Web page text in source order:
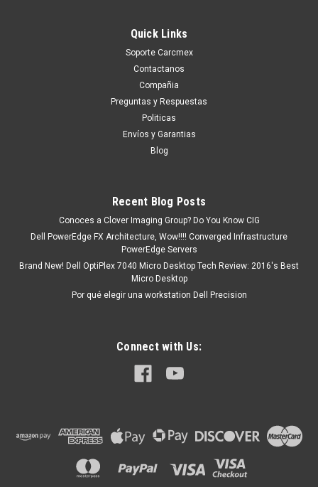
Dell Laptop Inspiron, G Series, Latitude , Vostro
, Precision Original Lcd Display 15.6 FHD
Widescreen (1920X1080) 30-Pin / Pantalla New
Dell CV56F,B156HAN06.3
Productos en existencia Este producto se encuentra en
ADD TO CART
Quick Links
Soporte Carcmex
Contactanos
Compañia
Preguntas y Respuestas
Politicas
Envíos y Garantias
Blog
Recent Blog Posts
Conoces a Clover Imaging Group? Do You Know CIG
Dell PowerEdge FX Architecture, Wow!!!! Converged Infrastructure
PowerEdge Servers
Brand New! Dell OptiPlex 7040 Micro Desktop Tech Review: 2016's Best
Micro Desktop
Por qué elegir una workstation Dell Precision
Connect with Us: